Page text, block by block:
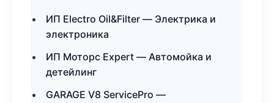
ИП Electro Oil&Filter — Электрика и
электроника
ИП Моторс Expert — Автомойка и
детейлинг
GARAGE V8 ServicePro —